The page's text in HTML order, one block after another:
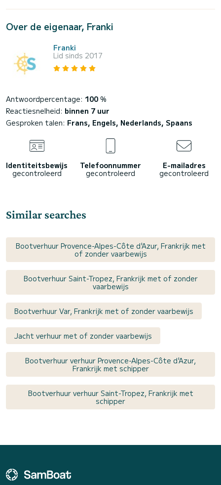
Over de eigenaar, Franki
Franki
Lid sinds 2017
Antwoordpercentage: 100 %
Reactiesnelheid: binnen 7 uur
Gesproken talen: Frans, Engels, Nederlands, Spaans
Identiteitsbewijs
gecontroleerd
Telefoonnummer
gecontroleerd
E-mailadres
gecontroleerd
Similar searches
Bootverhuur Provence-Alpes-Côte d'Azur, Frankrijk met
of zonder vaarbewijs
Bootverhuur Saint-Tropez, Frankrijk met of zonder
vaarbewijs
Bootverhuur Var, Frankrijk met of zonder vaarbewijs
Jacht verhuur met of zonder vaarbewijs
Bootverhuur verhuur Provence-Alpes-Côte d'Azur,
Frankrijk met schipper
Bootverhuur verhuur Saint-Tropez, Frankrijk met
schipper